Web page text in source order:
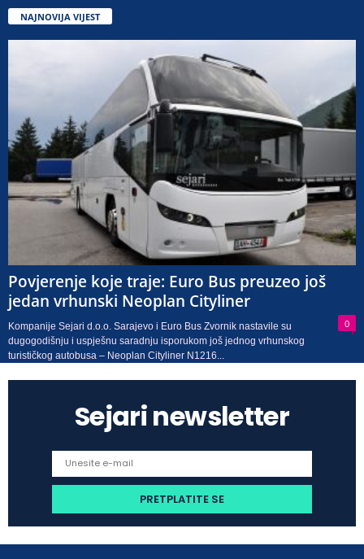
NAJNOVIJA VIJEST
Povjerenje koje traje: Euro Bus preuzeo još
jedan vrhunski Neoplan Cityliner
0
Kompanije Sejari d.o.o. Sarajevo i Euro Bus Zvornik nastavile su
dugogodišnju i uspješnu saradnju isporukom još jednog vrhunskog
turističkog autobusa – Neoplan Cityliner N1216...
Sejari newsletter